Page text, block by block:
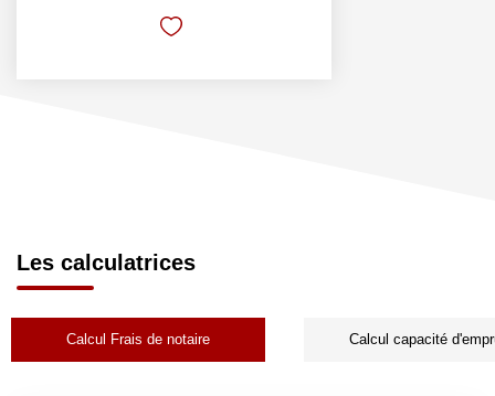
Les calculatrices
Calcul Frais de notaire Calcul capacité